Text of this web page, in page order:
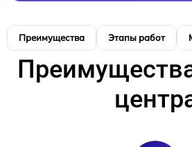
Преимущества Этапы работ